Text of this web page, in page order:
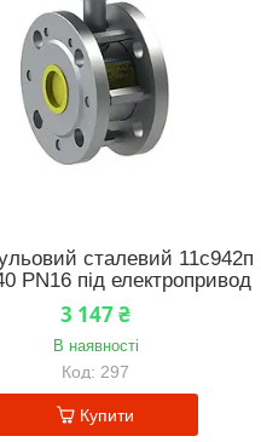
сталевий 11с942п
PN16 під електропривод
3 147 ₴
В наявності
297
Купити